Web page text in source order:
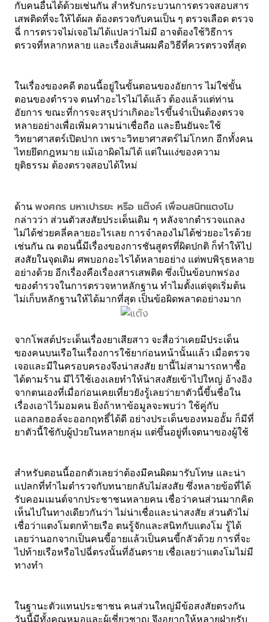
กับคนอื่นได้ด้วยเช่นกัน สำหรับกระบวนการตรวจสอบสาร
เสพติดที่จะให้ได้ผล ต้องตรวจกับคนเป็น ๆ ตรวจเลือด ตรวจ
ฉี่ การตรวจไม่เจอไม่ได้แปลว่าไม่มี อาจต้องใช้วิธีการ
ตรวจที่หลากหลาย และเรื่องเส้นผมคือวิธีที่ควรตรวจที่สุด
ในเรื่องของคดี ตอนนี้อยู่ในขั้นตอนของอัยการ ไม่ใช่ขั้น
ตอนของตำรวจ ตนทำอะไรไม่ได้แล้ว ต้องแล้วแต่ท่าน
อัยการ ขณะที่การจะสรุปว่าเกิดอะไรขึ้นจำเป็นต้องตรวจ
หลายอย่างเพื่อเพิ่มความน่าเชื่อถือ และยืนยันจะใช้
วิทยาศาสตร์เปิดปาก เพราะวิทยาศาสตร์ไม่โกหก อีกทั้งคน
ไทยยึดกฎหมาย แม้เอาผิดไม่ได้ แต่ในแง่ของความ
ยุติธรรม ต้องตรวจสอบได้ใหม่
ด้าน พงศกร มหาเปารยะ หรือ แต๊งค์ เพื่อนสนิทแตงโม
กล่าวว่า ส่วนตัวสงสัยประเด็นเดิม ๆ หลังจากตำรวจแถลง
ไม่ได้ช่วยคลี่คลายอะไรเลย การจำลองไม่ได้ช่วยอะไรด้วย
เช่นกัน ณ ตอนนี้มีเรื่องของการชันสูตรที่ผิดปกติ ก็ทำให้ไป
สงสัยในจุดเดิม ศพบอกอะไรได้หลายอย่าง แต่พบพิรุธหลาย
อย่างด้วย อีกเรื่องคือเรื่องสารเสพติด ซึ่งเป็นข้อบกพร่อง
ของตำรวจในการตรวจหาหลักฐาน ทำไมตั้งแต่จุดเริ่มต้น
ไม่เก็บหลักฐานให้ได้มากที่สุด เป็นข้อผิดพลาดอย่างมาก
จากโพสต์ประเด็นเรื่องยาเสียสาว จะสื่อว่าเคยมีประเด็น
ของคนบนเรือในเรื่องการใช้ยาก่อนหน้านั้นแล้ว เมื่อตรวจ
เจอและมีในครอบครองจึงน่าสงสัย ยานี้ไม่สามารถหาซื้อ
ได้ตามร้าน มีไว้ใช้เองเลยทำให้น่าสงสัยเข้าไปใหญ่ อ้างอิง
จากตนเองที่เมื่อก่อนเคยเที่ยวยังรู้เลยว่ายาตัวนี้ขึ้นชื่อใน
เรื่องเอาไว้มอมคน ยิ่งถ้าหาข้อมูลจะพบว่า ใช้คู่กับ
แอลกอฮอล์จะออกฤทธิ์ได้ดี อย่างประเด็นของหมออั้ม ก็มีที่
ยาตัวนี้ใช้กับผู้ป่วยในหลายกลุ่ม แต่ขึ้นอยู่ที่เจตนาของผู้ใช้
สำหรับตอนนี้ออกตัวเลยว่าต้องมีคนผิดมารับโทษ และน่า
แปลกที่ทำไมตำรวจกับทนายกลับไม่สงสัย ซึ่งหลายข้อที่ได้
รับคอมเมนต์จากประชาชนหลายคน เชื่อว่าคนส่วนมากคิด
เห็นไปในทางเดียวกันว่า ไม่น่าเชื่อและน่าสงสัย ส่วนตัวไม่
เชื่อว่าแตงโมตกท้ายเรือ ตนรู้จักและสนิทกับแตงโม รู้ได้
เลยว่านอกจากเป็นคนขี้อายแล้วเป็นคนขี้กลัวด้วย การที่จะ
ไปท้ายเรือหรือไปฉี่ตรงนั้นที่อันตราย เชื่อเลยว่าแตงโมไม่มี
ทางทำ
ในฐานะตัวแทนประชาชน คนส่วนใหญ่มีข้อสงสัยตรงกัน
วันนี้มีทั้งคุณหมอและผู้เชี่ยวชาญ จึงอยากให้หลายฝ่ายรับ